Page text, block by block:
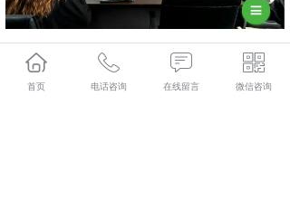
集科研、生产、技术服务为一体的中建材(陕西)新材料装
备有限公司,主要主营产品有:长沙磷酸铁锂煅烧炉,长沙硅
碳负极包覆设备和长沙回转炉,目前在市场上已经拥有较大
首页 电话咨询 在线留言 微信咨询